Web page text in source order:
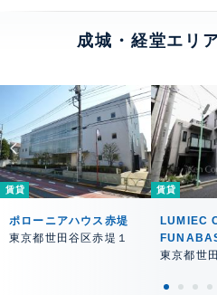
成城・経堂エリ
賃貸
ポローニアハウス赤堤
東京都世田谷区赤堤１
賃貸
LUMIEC
東京都世